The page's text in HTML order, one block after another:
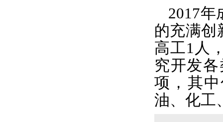
2017
的充满创
高工1人
究开发
项，其
油、化工